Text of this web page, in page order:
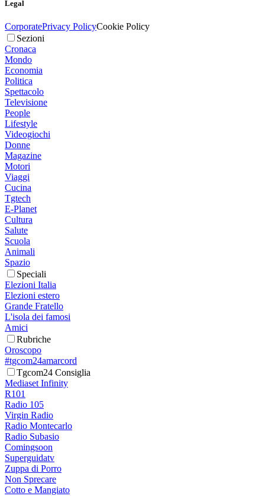
Legal
CorporatePrivacy PolicyCookie Policy
Sezioni
Cronaca
Mondo
Economia
Politica
Spettacolo
Televisione
People
Lifestyle
Videogiochi
Donne
Magazine
Motori
Viaggi
Cucina
Tgtech
E-Planet
Cultura
Salute
Scuola
Animali
Spazio
Speciali
Elezioni Italia
Elezioni estero
Grande Fratello
L'isola dei famosi
Amici
Rubriche
Oroscopo
#tgcom24amarcord
Tgcom24 Consiglia
Mediaset Infinity
R101
Radio 105
Virgin Radio
Radio Montecarlo
Radio Subasio
Comingsoon
Superguidatv
Zuppa di Porro
Non Sprecare
Cotto e Mangiato